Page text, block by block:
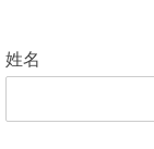
姓名